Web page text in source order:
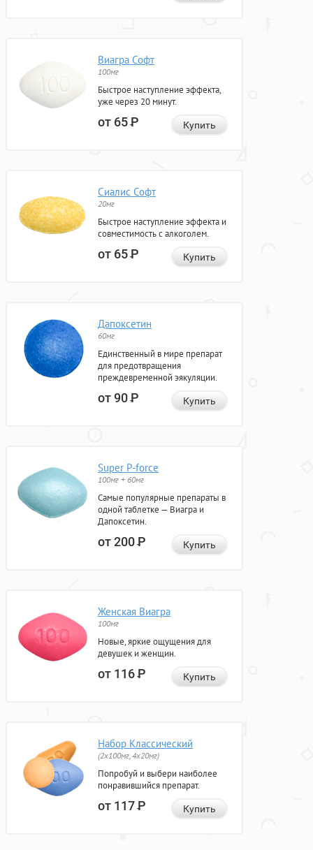
Виагра Софт
100мг
Быстрое наступление эффекта,
уже через 20 минут.
от 65Р Купить
Сиалис Софт
20мг
Быстрое наступление эффекта и
совместимость с алкоголем.
от 65Р Купить
Дапоксетин
60мг
Единственный в мире препарат
для предотвращения
преждевременной эякуляции.
от 90Р Купить
Super P-force
100мг + 60мг
Самые популярные препараты в
одной таблетке — Виагра и
Дапоксетин.
от 200Р Купить
Женская Виагра
100мг
Новые, яркие ощущения для
девушек и женщин.
от 116Р Купить
Набор Классический
(2x100мг, 4x20мг)
Попробуй и выбери наиболее
понравившийся препарат.
от 117Р Купить